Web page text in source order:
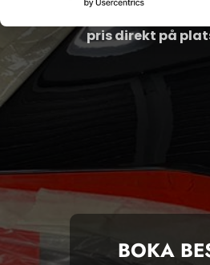
pris direkt på
BOKA